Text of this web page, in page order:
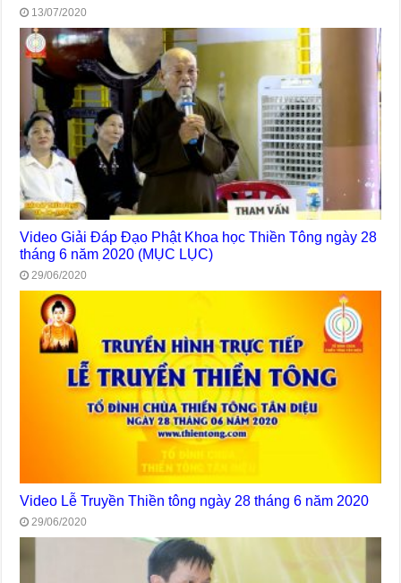
13/07/2020
Video Giải Đáp Đạo Phật Khoa học Thiền Tông ngày 28
tháng 6 năm 2020 (MỤC LỤC)
29/06/2020
Video Lễ Truyền Thiền tông ngày 28 tháng 6 năm 2020
29/06/2020